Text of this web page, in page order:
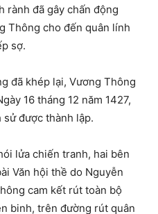
rành đã gây chấn động
Thông cho đến quân lính
sợ.
đã khép lại, Vương Thông
16 tháng 12 năm 1427,
được thành lập.
lửa chiến tranh, hai bên
Văn hội thề do Nguyễn
cam kết rút toàn bộ
binh, trên đường rút quân